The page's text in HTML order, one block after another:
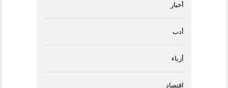
أخبار
أدب
أزياء
اقتصاد